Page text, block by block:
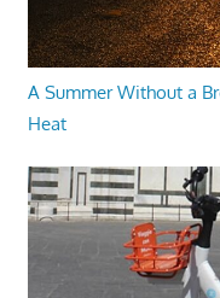
A Summer Without a
Heat